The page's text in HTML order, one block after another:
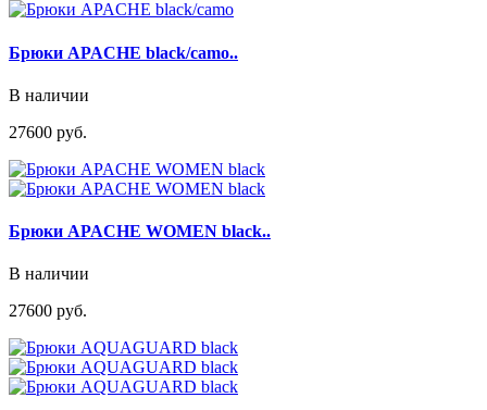
Брюки APACHE black/camo..
В наличии
27600 руб.
Брюки APACHE WOMEN black..
В наличии
27600 руб.